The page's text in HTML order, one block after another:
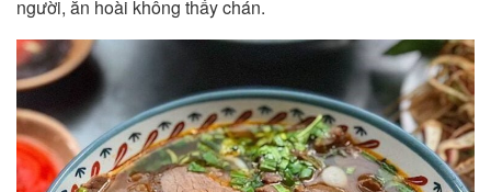
người, ăn hoài không thấy chán.